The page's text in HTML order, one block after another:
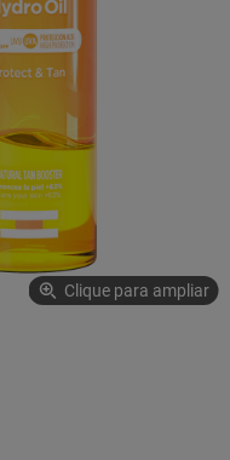
Clique para ampliar